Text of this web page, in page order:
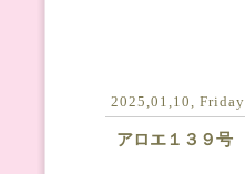
2025,01,10, Friday
アロエ１３９号